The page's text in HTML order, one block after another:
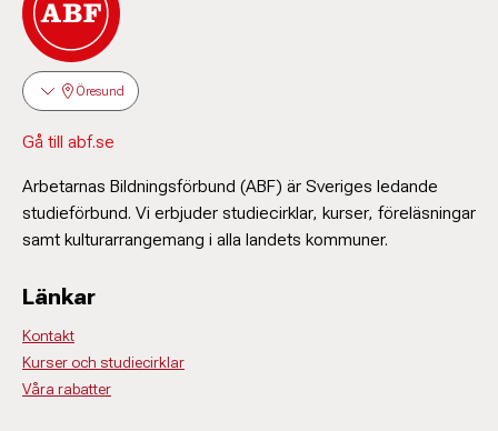
Öresund
Gå till abf.se
Arbetarnas Bildningsförbund (ABF) är Sveriges ledande
studieförbund. Vi erbjuder studiecirklar, kurser, föreläsningar
samt kulturarrangemang i alla landets kommuner.
Länkar
Kontakt
Kurser och studiecirklar
Våra rabatter